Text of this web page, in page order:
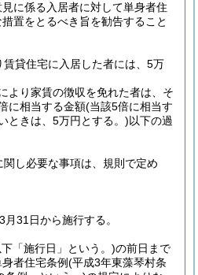
に係る入居者に対して単身者住
置をとるべき旨を勧告すること
賃貸住宅に入居した者には、5万
より家賃の徴収を免れた者は、そ
に相当する金額(当該5倍に相当す
ときは、5万円とする。)以下の過
関し必要な事項は、規則で定め
31日から施行する。
「施行日」という。)の前日まで
者住宅条例(平成3年東藻琴村条